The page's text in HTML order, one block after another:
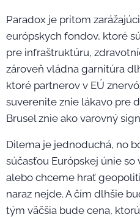
Paradox je pritom
európskych fondov, ktoré
pre infraštruktúru,
zároveň vládna garnitúra
ktoré partnerov v EÚ
suverenite znie lákavo pre
Brusel znie ako varovný
Dilema je jednoduchá, no
súčasťou Európskej únie
alebo chceme hrať
naraz nejde. A čím dlhšie
tým väčšia bude cena,